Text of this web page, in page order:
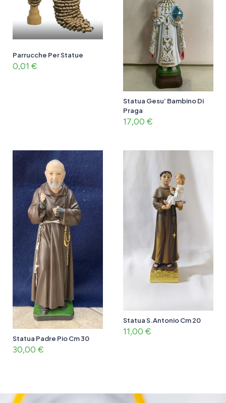
Parrucche Per Statue
0,01 €
Statua Gesu’ Bambino Di
Praga
17,00 €
Statua Padre Pio Cm 30
30,00 €
Statua S.Antonio Cm 20
11,00 €